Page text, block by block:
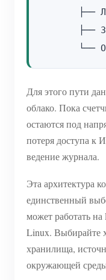
├──
├──
Для этого пути
облако. Пока
остаются под
потеря доступа к
ведение журнала.
Эта архитектура
единственный
может работать
Linux. Выбирайте
хранилища,
окружающей